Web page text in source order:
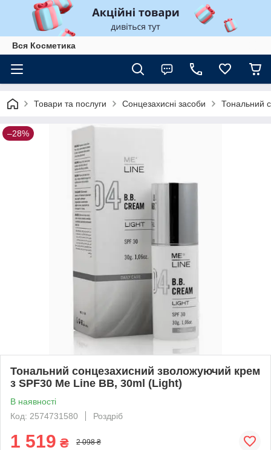
Вся Косметика
Товари та послуги Сонцезахисні засоби Тональний
–28%
Тональний сонцезахисний зволожуючий крем
з SPF30 Me Line BB, 30ml (Light)
В наявності
Код: 2574731580
Роздріб
1 519 ₴ 2 098 ₴